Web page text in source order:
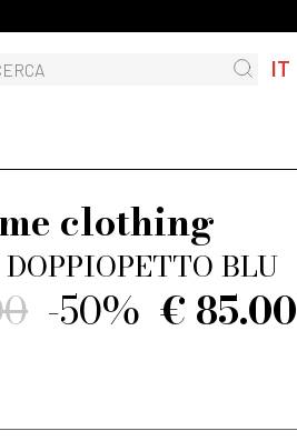
IT
clothing
BLU
-50% € 85.00